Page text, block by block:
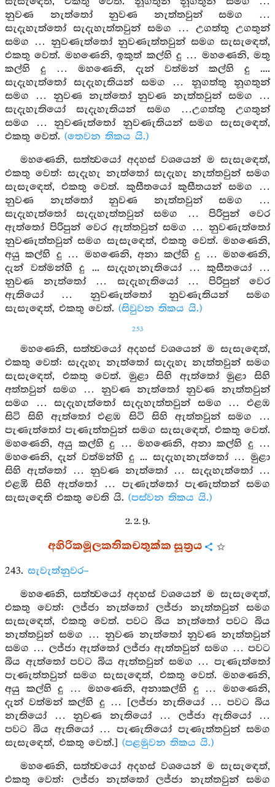
නුවණ නැත්තෝ නුවණ නැත්තවුන් සමග …
සැදැහැත්තෝ සැදැහැත්තවුන් සමග … උගත්තු උගතුන්
සමග … නුවණැත්තෝ නුවණැත්තවුන් සමග සැසැඳෙත්,
එකතු වෙත්. මහණෙනි, ඉකුත් කල්හි දු … මහණෙනි, මතු
කල්හි දු … මහණෙනි, දැන් වත්මන් කල්හි දු ....
සැදැහැත්තෝ සැදැහැතියන් සමග … නූගත්තු නූගතුන්
සමග … නුවණ නැත්තෝ නුවණ නැත්තවුන් සමග …
සැදැහැතියෝ සැදැහැතියන් සමග …උගත්තු උගතුන්
සමග … නුවණැත්තෝ නුවණැතියන් සමග සැසැඳෙත්,
එකතු වෙත්. (තෙවන තිකය යි.)
මහණෙනි, සත්ත්‍වයෝ අදහස් වශයෙන් ම සැසැඳෙත්,
එකතු වෙත්: සැදැහැ නැත්තෝ සැදැහැ නැත්තවුන් සමග
සැසැඳෙත්, එකතු වෙත්. කුසීතයෝ කුසීතයන් සමග …
නුවණ නැත්තෝ නුවණ නැත්තවුන් සමග …
සැදැහැත්තෝ සැදැහැත්තවුන් සමග … පිරිපුන් වෙර
ඇත්තෝ පිරිපුන් වෙර ඇත්තවුන් සමග … නුවණැත්තෝ
නුවණැත්තවුන් සමග සැසැඳෙත්, එකතු වෙත්. මහණෙනි,
අයු කල්හි දු … මහණෙනි, අනා කල්හි දු … මහණෙනි,
දැන් වත්මන්හි දු ... සැදැහැනැතියෝ … කුසීතයෝ …
නුවණ නැත්තෝ … සැදැහැතියෝ … පිරිපුන් වෙර
ඇතියෝ … නුවණැත්තෝ නුවණැතියන් සමග
සැසැඳෙත්, එකතු වෙත්. (සිවුවන තිකය යි.)
253
මහණෙනි, සත්ත්‍වයෝ අදහස් වශයෙන් ම සැසැඳෙත්,
එකතු වෙත්: සැදැහැ නැත්තෝ සැදැහැ නැත්තවුන් සමග
සැසැඳෙත්, එකතු වෙත්. මුළා සිහි ඇත්තෝ මුළා සිහි
අත්තවුන් සමග … නුවණ නැත්තෝ නුවණ නැත්තවුන්
සමග … සැදැහැත්තෝ සැදැහැත්තවුන් සමග … එළඹ
සිටි සිහි ඇත්තෝ එළඹ සිටි සිහි ඇත්තවුන් සමග …
පැණැත්තෝ පැණැත්තවුන් සමග සැසැඳෙත්, එකතු වෙත්.
මහණෙනි, අයු කල්හි දු … මහණෙනි, අනා කල්හි දු …
මහණෙනි, දැන් වත්මන්හි දු ... සැදැහැනැත්තෝ … මුළා
සිහි ඇත්තෝ … නුවණ නැත්තෝ … සැදැහැත්තෝ …
එළඹි සිහි ඇත්තෝ … පැණැත්තෝ පැණැත්තන් සමග
සැසැඳෙති එකතු වෙති යි. (පස්වන තිකය යි.)
2. 2. 9.
අහිරිකමූලකතිකචතුක්ක සූත්‍රය
243. සැවැත්නුවර–
මහණෙනි, සත්ත්‍වයෝ අදහස් වශයෙන් ම සැසැඳෙත්,
එකතු වෙත්: ලජ්ජා නැත්තෝ ලජ්ජා නැත්තවුන් සමග
සැසැඳෙත්, එකතු වෙත්. පවට බිය නැත්තෝ පවට බිය
නැත්තවුන් සමග … නුවණ නැත්තෝ නුවණ නැත්තවුන්
සමග … ලජ්ජා ඇත්තෝ ලජ්ජා ඇත්තවුන් සමග … පවට
බිය ඇත්තෝ පවට බිය ඇත්තවුන් සමග … පැණැත්තෝ
පැණැත්තවුන් සමග සැසැඳෙත්, එකතු වෙත්. මහණෙනි,
අයු කල්හි දු … මහණෙනි, අනාකල්හි දු … මහණෙනි,
දැන් වත්මන් කල්හි දු … [ලජ්ජා නැතියෝ … පවට බිය
නැතියෝ … නුවණ නැතියෝ … ලජ්ජා ඇතියෝ …
පවට බිය ඇතියෝ … පැණැතියෝ පැණැත්තවුන් සමග
සැසැඳෙත්, එකතු වෙත්.] (පළමුවන තිකය යි.)
මහණෙනි, සත්ත්‍වයෝ අදහස් වශයෙන් ම සැසැඳෙත්,
එකතු වෙත්: ලජ්ජා නැත්තෝ ලජ්ජා නැත්තවුන් සමග